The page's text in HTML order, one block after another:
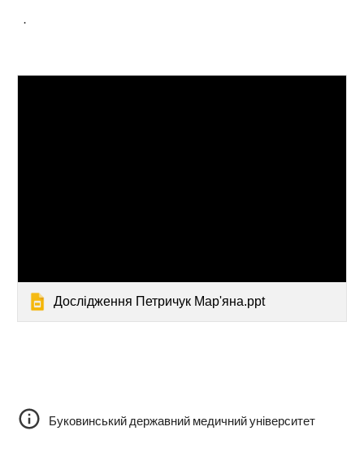
.
Дослідження Петричук Мар'яна.ppt
Буковинський державний медичний університет